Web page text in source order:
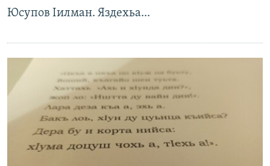
Юсупов Iилман. Яздехьа...